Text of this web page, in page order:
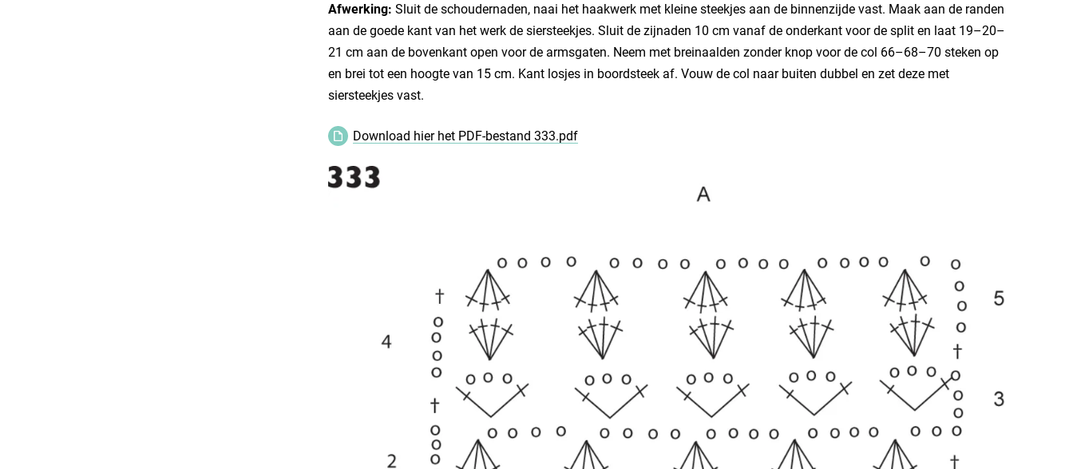
Afwerking: Sluit de schoudernaden, naai het haakwerk met kleine steekjes aan de binnenzijde vast. Maak aan de randen
aan de goede kant van het werk de siersteekjes. Sluit de zijnaden 10 cm vanaf de onderkant voor de split en laat 19–20–
21 cm aan de bovenkant open voor de armsgaten. Neem met breinaalden zonder knop voor de col 66–68–70 steken op
en brei tot een hoogte van 15 cm. Kant losjes in boordsteek af. Vouw de col naar buiten dubbel en zet deze met
siersteekjes vast.
Download hier het PDF-bestand 333.pdf